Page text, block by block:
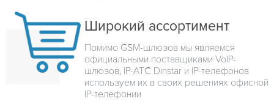
Широкий ассортимент
Помимо GSM-шлюзов мы являемся
официальными поставщиками VoIP-
шлюзов, IP-ATC Dinstar и IP-телефонов
используем их в своих решениях офисной
IP-телефонии